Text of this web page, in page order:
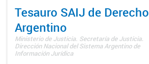
Tesauro SAIJ de Derecho
Argentino
Ministerio de Justicia. Secretaría de Justicia.
Dirección Nacional del Sistema Argentino de
Información Jurídica